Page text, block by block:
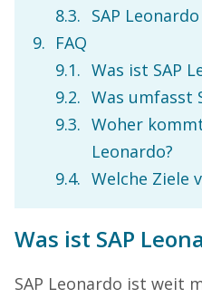
SAP
FAQ
Was ist SAP
Was umfasst
Woher
Leonardo?
Welche Ziele
Was ist SAP
SAP Leonardo ist weit